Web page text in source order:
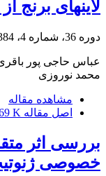
لاینهای برنج
دوره 36، شماره 4، 1384
عباس حاجی پور
محمد نوروزی
مشاهده مقاله
اصل مقاله K
بررسی اثر
خصوصی